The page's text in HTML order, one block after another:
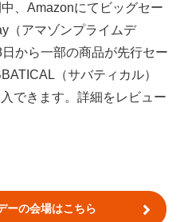
、Amazonにてビッグセー
（アマゾンプライムデ
から一部の商品が先行セー
（サバティカル）
できます。詳細をレビュー
ーの会場はこちら